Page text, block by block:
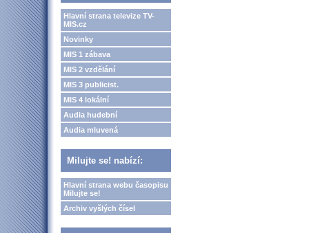
Hlavní strana televize TV-
MIS.cz
Novinky
MIS 1 zábava
MIS 2 vzdělání
MIS 3 publicist.
MIS 4 lokální
Audia hudební
Audia mluvená
Milujte se! nabízí:
Hlavní strana webu časopisu
Milujte se!
Archiv vyšlých čísel